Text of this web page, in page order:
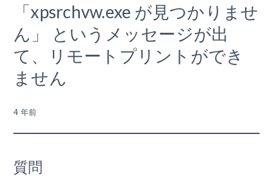
「xpsrchvw.exe が見つかりませ
ん」 というメッセージが出
て、リモートプリントができ
ません
4 年前
質問